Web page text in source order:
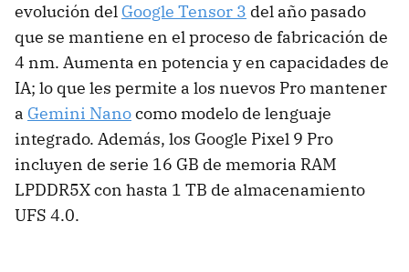
evolución del Google Tensor 3 del año pasado
que se mantiene en el proceso de fabricación de
4 nm. Aumenta en potencia y en capacidades de
IA; lo que les permite a los nuevos Pro mantener
a Gemini Nanocomo modelo de lenguaje
integrado. Además, los Google Pixel 9 Pro
incluyen de serie 16 GB de memoria RAM
LPDDR5X con hasta 1 TB de almacenamiento
UFS 4.0.